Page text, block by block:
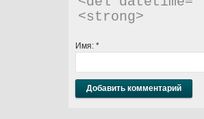
<strong>
Имя: *